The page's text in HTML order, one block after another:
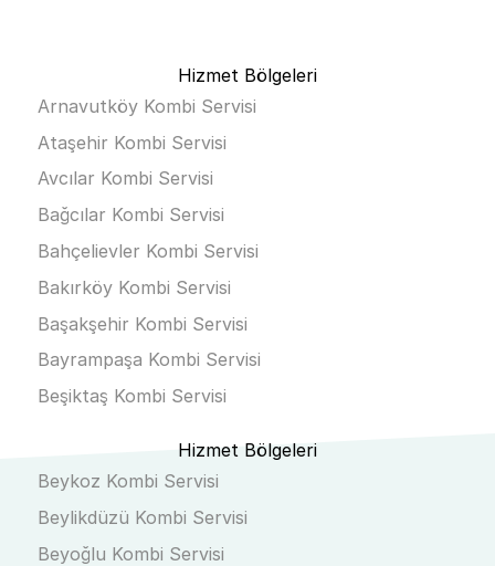
Hizmet Bölgeleri
Arnavutköy Kombi Servisi
Ataşehir Kombi Servisi
Avcılar Kombi Servisi
Bağcılar Kombi Servisi
Bahçelievler Kombi Servisi
Bakırköy Kombi Servisi
Başakşehir Kombi Servisi
Bayrampaşa Kombi Servisi
Beşiktaş Kombi Servisi
Hizmet Bölgeleri
Beykoz Kombi Servisi
Beylikdüzü Kombi Servisi
Beyoğlu Kombi Servisi